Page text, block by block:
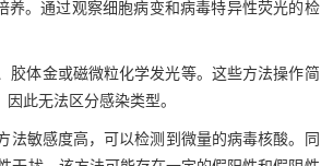
养。通过观察细胞病变和病毒特异性荧光的检
胶体金或磁微粒化学发光等。这些方法操作简
此无法区分感染类型。
法敏感度高，可以检测到微量的病毒核酸。同